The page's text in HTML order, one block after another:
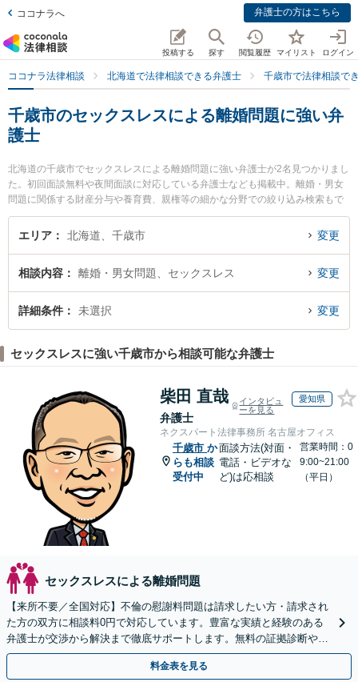
ココナラへ 弁護士の方はこちら
投稿する 探す 閲覧履歴 マイリスト ログイン
ココナラ法律相談 北海道で法律相談できる弁護士 千歳市で法律相談で
千歳市のセックスレスによる離婚問題に強い弁
護士
北海道の千歳市でセックスレスによる離婚問題に強い弁護士が2名見つかりまし
た。初回面談無料や夜間面談に対応している弁護士なども掲載中。離婚・男女
問題に関係する財産分与や養育費、親権等の細かな分野での絞り込み検索もで
き便利です。特に千歳法律事務所の髙田 周一郎弁護士や千歳しらかば法律事務
所の小西 友和弁護士のプロフィール情報や弁護士費用、強みなどが注目されて
ル解決の実績豊富な近くの弁護士を検索したい』『初回相談無料でセックスレ
スによる離婚問題を法律相談できる千歳市内の弁護士に相談予約したい』など
でお困りの相談者さんにおすすめです。
エリア 北海道、千歳市 変更
相談内容 離婚・男女問題、セックスレス 変更
詳細条件 未選択 変更
セックスレスに強い千歳市から相談可能な弁護士
柴田 直哉
弁護士
インタビュ
ーを見る
愛知県
ネクスパート法律事務所 名古屋オフィス
千歳市 か
らも相談
受付中
面談方法(対面・
電話・ビデオな
ど)は応相談
営業時間：0
9:00~21:00
（平日）
セックスレスによる離婚問題
【来所不要／全国対応】不倫の慰謝料問題は請求したい方・請求され
た方の双方に相談料0円で対応しています。豊富な実績と経験のある
弁護士が交渉から解決まで徹底サポートします。無料の証拠診断や着
手金の返還保証もありますので安心してご相談ください。
料金表を見る